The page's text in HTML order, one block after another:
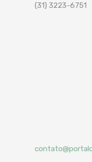
(31) 3223-6751